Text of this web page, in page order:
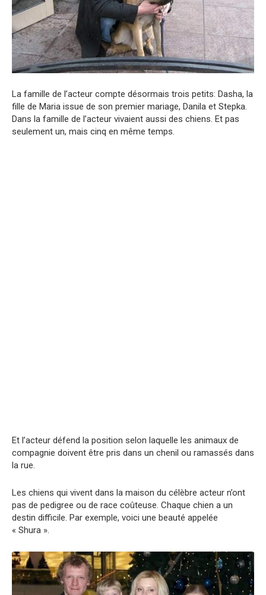
La famille de l’acteur compte désormais trois petits: Dasha, la
fille de Maria issue de son premier mariage, Danila et Stepka.
Dans la famille de l’acteur vivaient aussi des chiens. Et pas
seulement un, mais cinq en même temps.
Et l’acteur défend la position selon laquelle les animaux de
compagnie doivent être pris dans un chenil ou ramassés dans
la rue.
Les chiens qui vivent dans la maison du célèbre acteur n’ont
pas de pedigree ou de race coûteuse. Chaque chien a un
destin difficile. Par exemple, voici une beauté appelée
« Shura ».